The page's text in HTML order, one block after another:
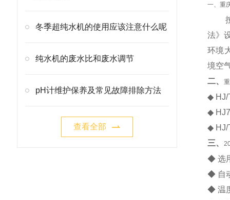
冬季超纯水机的使用应该注意什么呢
纯水机的废水比和废水调节
pH计维护保养及常见故障排除方法
查看全部
一、重
按
法》
环境
境空
二、
◆ HJ/
◆
◆ HJ/
三、
◆ 选
◆ 自
◆ 温